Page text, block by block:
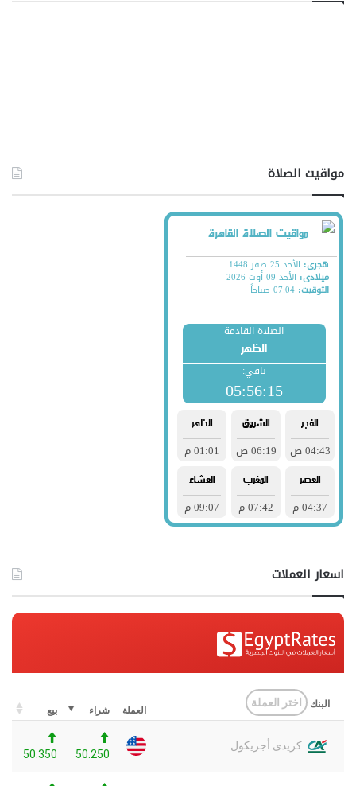
مواقيت الصلاة
اسعار العملات